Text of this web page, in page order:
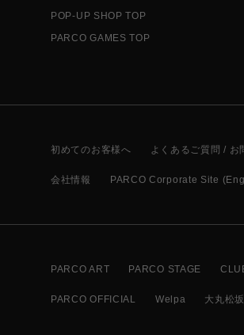
POP-UP SHOP TOP
PARCO GAMES TOP
初めてのお客様へ よくあるご質問 / お
会社情報 PARCO Corporate Site
PARCO ART PARCO STAGE
PARCO OFFICIAL Welpa 大丸松